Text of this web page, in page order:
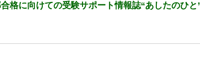
合格に向けての受験サポート情報誌“あしたのひ